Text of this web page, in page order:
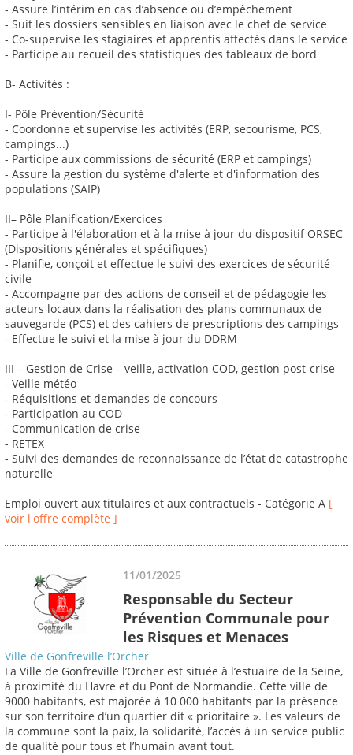
- Assure l’intérim en cas d’absence ou d’empêchement
- Suit les dossiers sensibles en liaison avec le chef de service
- Co-supervise les stagiaires et apprentis affectés dans le service
- Participe au recueil des statistiques des tableaux de bord
B- Activités :
I- Pôle Prévention/Sécurité
- Coordonne et supervise les activités (ERP, secourisme, PCS,
campings...)
- Participe aux commissions de sécurité (ERP et campings)
- Assure la gestion du système d'alerte et d'information des
populations (SAIP)
II– Pôle Planification/Exercices
- Participe à l'élaboration et à la mise à jour du dispositif ORSEC
(Dispositions générales et spécifiques)
- Planifie, conçoit et effectue le suivi des exercices de sécurité
civile
- Accompagne par des actions de conseil et de pédagogie les
acteurs locaux dans la réalisation des plans communaux de
sauvegarde (PCS) et des cahiers de prescriptions des campings
- Effectue le suivi et la mise à jour du DDRM
III – Gestion de Crise – veille, activation COD, gestion post-crise
- Veille météo
- Réquisitions et demandes de concours
- Participation au COD
- Communication de crise
- RETEX
- Suivi des demandes de reconnaissance de l’état de catastrophe
naturelle
Emploi ouvert aux titulaires et aux contractuels - Catégorie A [
voir l'offre complète ]
11/01/2025
Responsable du Secteur
Prévention Communale pour
les Risques et Menaces
Ville de Gonfreville l’Orcher
La Ville de Gonfreville l’Orcher est située à l’estuaire de la Seine,
à proximité du Havre et du Pont de Normandie. Cette ville de
9000 habitants, est majorée à 10 000 habitants par la présence
sur son territoire d’un quartier dit « prioritaire ». Les valeurs de
la commune sont la paix, la solidarité, l’accès à un service public
de qualité pour tous et l’humain avant tout.